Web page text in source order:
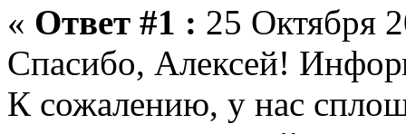
« Ответ #1 : 25 Октября
Спасибо, Алексей!
К сожалению, у нас